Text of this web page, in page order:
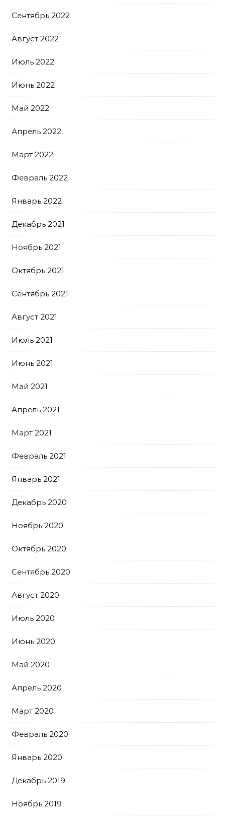
Сентябрь 2022
Август 2022
Июль 2022
Июнь 2022
Май 2022
Апрель 2022
Март 2022
Февраль 2022
Январь 2022
Декабрь 2021
Ноябрь 2021
Октябрь 2021
Сентябрь 2021
Август 2021
Июль 2021
Июнь 2021
Май 2021
Апрель 2021
Март 2021
Февраль 2021
Январь 2021
Декабрь 2020
Ноябрь 2020
Октябрь 2020
Сентябрь 2020
Август 2020
Июль 2020
Июнь 2020
Май 2020
Апрель 2020
Март 2020
Февраль 2020
Январь 2020
Декабрь 2019
Ноябрь 2019